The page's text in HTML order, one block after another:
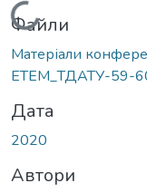
Вантажиться...
Файли
Матеріали
ЕТЕМ_ТДАТУ-59-
Дата
2020
Автори